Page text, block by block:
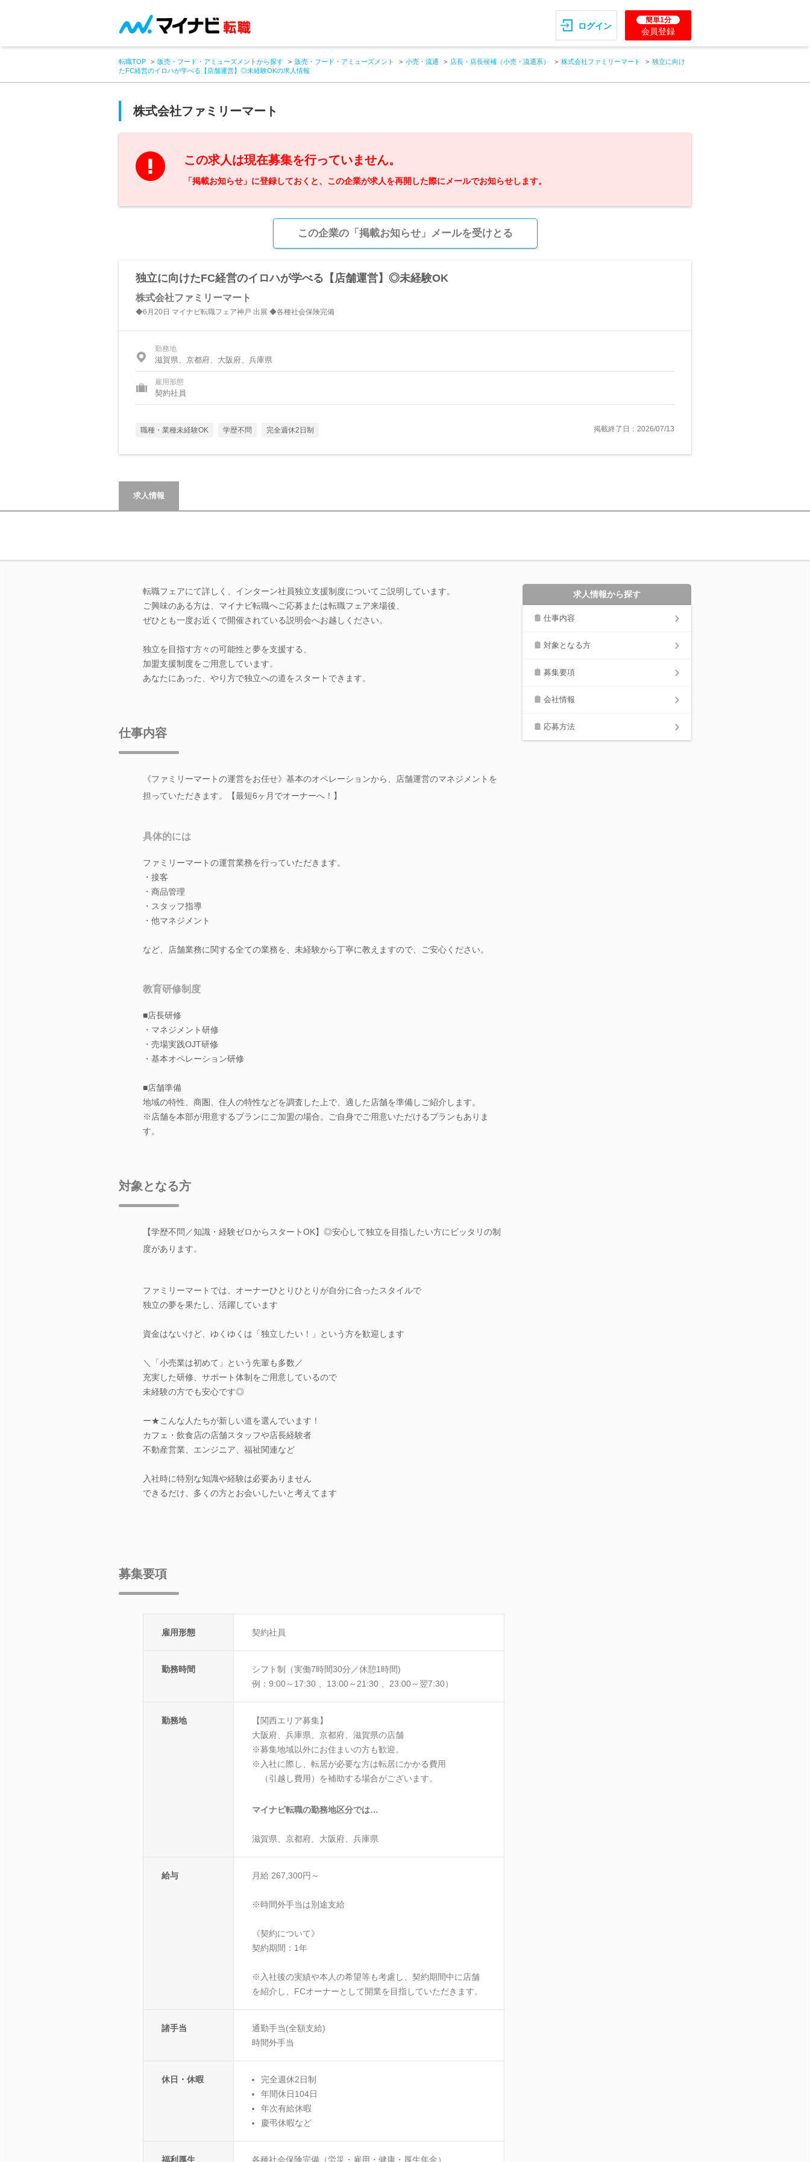
ログイン
簡単1分
会員登録
転職TOP 販売・フード・アミューズメントから探す 販売・フード・アミューズメント 小売・流通 店長・店長候補（小売・流通系） 株式会社ファミリーマート
独立に向け
たFC経営のイロハが学べる【店舗運営】◎未経験OKの求人情報
株式会社ファミリーマート
この求人は現在募集を行っていません。
「掲載お知らせ」に登録しておくと、この企業が求人を再開した際にメールでお知らせします。
この企業の「掲載お知らせ」メールを受けとる
独立に向けたFC経営のイロハが学べる【店舗運営】◎未経験OK
株式会社ファミリーマート
◆6月20日 マイナビ転職フェア神戸 出展 ◆各種社会保険完備
勤務地
滋賀県、京都府、大阪府、兵庫県
雇用形態
契約社員
職種・業種未経験OK 学歴不問 完全週休2日制 掲載終了日：2026/07/13
求人情報
転職フェアにて詳しく、インターン社員独立支援制度についてご説明しています。
ご興味のある方は、マイナビ転職へご応募または転職フェア来場後、
ぜひとも一度お近くで開催されている説明会へお越しください。
独立を目指す方々の可能性と夢を支援する、
加盟支援制度をご用意しています。
あなたにあった、やり方で独立への道をスタートできます。
仕事内容
《ファミリーマートの運営をお任せ》基本のオペレーションから、店舗運営のマネジメントを
担っていただきます。【最短6ヶ月でオーナーへ！】
具体的には
ファミリーマートの運営業務を行っていただきます。
・接客
・商品管理
・スタッフ指導
・他マネジメント
など、店舗業務に関する全ての業務を、未経験から丁寧に教えますので、ご安心ください。
教育研修制度
■店長研修
・マネジメント研修
・売場実践OJT研修
・基本オペレーション研修
■店舗準備
地域の特性、商圏、住人の特性などを調査した上で、適した店舗を準備しご紹介します。
※店舗を本部が用意するプランにご加盟の場合。ご自身でご用意いただけるプランもありま
す。
対象となる方
【学歴不問／知識・経験ゼロからスタートOK】◎安心して独立を目指したい方にピッタリの制
度があります。
ファミリーマートでは、オーナーひとりひとりが自分に合ったスタイルで
独立の夢を果たし、活躍しています
資金はないけど、ゆくゆくは「独立したい！」という方を歓迎します
＼「小売業は初めて」という先輩も多数／
充実した研修、サポート体制をご用意しているので
未経験の方でも安心です◎
ー★こんな人たちが新しい道を選んでいます！
カフェ・飲食店の店舗スタッフや店長経験者
不動産営業、エンジニア、福祉関連など
入社時に特別な知識や経験は必要ありません
できるだけ、多くの方とお会いしたいと考えてます
募集要項
雇用形態 契約社員
勤務時間
シフト制（実働7時間30分／休憩1時間)
例：9:00～17:30 、13:00～21:30 、23:00～翌7:30）
勤務地
【関西エリア募集】
大阪府、兵庫県、京都府、滋賀県の店舗
※募集地域以外にお住まいの方も歓迎。
※入社に際し、転居が必要な方は転居にかかる費用
（引越し費用）を補助する場合がございます。
マイナビ転職の勤務地区分では…
滋賀県、京都府、大阪府、兵庫県
給与 月給 267,300円～
※時間外手当は別途支給
《契約について》
契約期間：1年
※入社後の実績や本人の希望等も考慮し、契約期間中に店舗
を紹介し、FCオーナーとして開業を目指していただきます。
諸手当
通勤手当(全額支給)
時間外手当
休日・休暇
完全週休2日制
年間休日104日
年次有給休暇
慶弔休暇など
福利厚生 各種社会保険完備（労災・雇用・健康・厚生年金）
求人情報から探す
仕事内容
対象となる方
募集要項
会社情報
応募方法